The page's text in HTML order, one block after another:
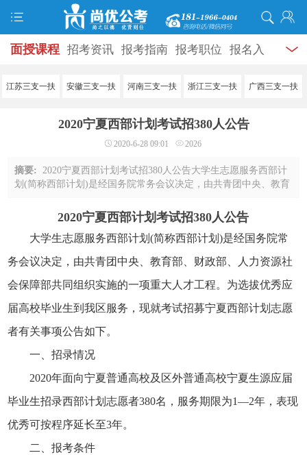
面授课程 招考资讯 报考指南 报考职位 报名入
口 打准考证 成绩查询 面试公告 录用公示 辅导
学员风采 名师团队
服务信息
江苏三支一扶 安徽三支一扶 河南三支一扶 浙江三支一扶 广西三支一扶
2020宁夏西部计划考试招380人公告
2020-6-28 09:01 2026
摘要:2020宁夏西部计划考试招380人公告大学生志愿服务西部计
划(简称西部计划)是经国务院常务会议决定，由共青团中央、教育
工程。为选拔优秀应届高校毕业生到我 ...
2020宁夏西部计划考试招380人公告
大学生志愿服务西部计划(简称西部计划)是经国务院常
务会议决定，由共青团中央、教育部、财政部、人力资源社
会保障部共同组织实施的一项重大人才工程。为选拔优秀应
届高校毕业生到我区服务，现就考试招募宁夏西部计划志愿
者有关事项公告如下。
一、招录情况
2020年面向宁夏普通高校及区外普通高校宁夏生源应届
毕业生招录西部计划志愿者380名，服务期限为1—2年，表现
优秀可按程序延长至3年。
二、报考条件